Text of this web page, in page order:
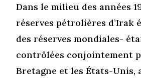
Dans le milieu des années
réserves pétrolières d’Irak
des réserves mondiales-
contrôlées conjointement
Bretagne et les États-Unis,